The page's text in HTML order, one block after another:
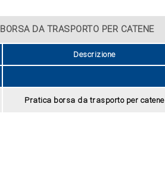
BORSA DA TRASPORTO PER CATENE
Descrizione
Pratica borsa da trasporto per catene